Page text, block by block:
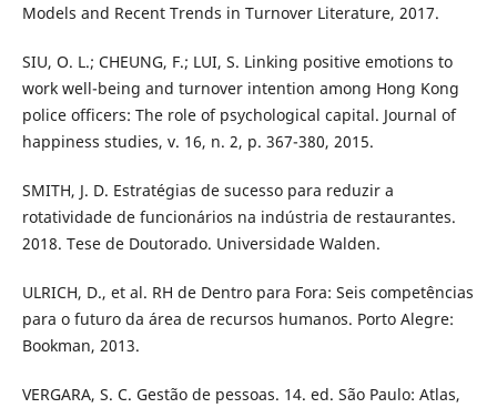
Models and Recent Trends in Turnover Literature, 2017.
SIU, O. L.; CHEUNG, F.; LUI, S. Linking positive emotions to
work well-being and turnover intention among Hong Kong
police officers: The role of psychological capital. Journal of
happiness studies, v. 16, n. 2, p. 367-380, 2015.
SMITH, J. D. Estratégias de sucesso para reduzir a
rotatividade de funcionários na indústria de restaurantes.
2018. Tese de Doutorado. Universidade Walden.
ULRICH, D., et al. RH de Dentro para Fora: Seis competências
para o futuro da área de recursos humanos. Porto Alegre:
Bookman, 2013.
VERGARA, S. C. Gestão de pessoas. 14. ed. São Paulo: Atlas,